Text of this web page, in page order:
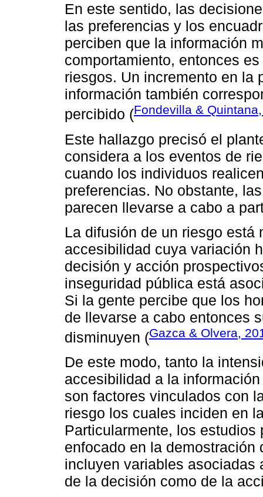
En este sentido, las
las preferencias y los
perciben que la información
comportamiento, entonces
riesgos. Un incremento en la
información también
percibido (Fondevilla &
Este hallazgo precisó el
considera a los eventos de
cuando los individuos
preferencias. No obstante,
parecen llevarse a cabo a
La difusión de un riesgo está
accesibilidad cuya variación
decisión y acción
inseguridad pública está
Si la gente percibe que los
de llevarse a cabo entonces
disminuyen (Gazca & Olvera,
De este modo, tanto la
accesibilidad a la
son factores vinculados con
riesgo los cuales inciden en
Particularmente, los
enfocado en la
incluyen variables asociadas
de la decisión como de la